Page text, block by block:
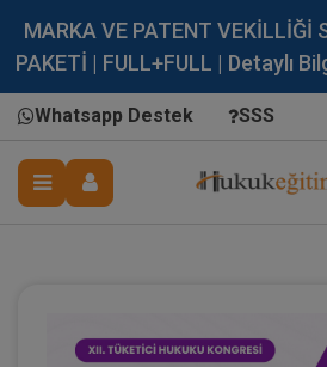
MARKA VE PATENT VEKİLLİĞİ
PAKETİ | FULL+FULL | Detaylı
Whatsapp Destek SSS